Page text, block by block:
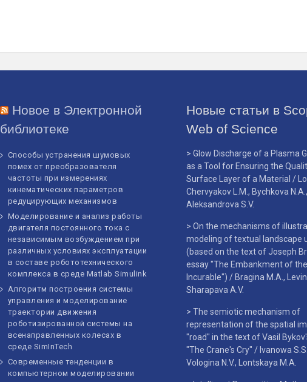
Новое в Электронной
библиотеке
Способы устранения шумовых
помех от преобразователя
частоты при измерениях
кинематических параметров
редуцирующих механизмов
Моделирование и анализ работы
двигателя постоянного тока с
независимым возбуждением при
различных условиях эксплуатации
в составе робототехнического
комплекса в среде Matlab Simulink
Алгоритм построения системы
управления и моделирование
траектории движения
роботизированной системы на
всенаправленных колесах в
среде SimInTech
Современные тенденции в
компьютерном моделировании
Новые статьи в
Web of Science
> Glow Discharge of a Plasma
as a Tool for Ensuring the
Surface Layer of a Material /
Chervyakov L.M., Bychkova N.A.,
Aleksandrova S.V.
> On the mechanisms of
modeling of textual landscape
(based on the text of Joseph
essay "The Embankment of the
Incurable") / Bragina M.A.,
Sharapava A.V.
> The semiotic mechanism of
representation of the spatial
"road" in the text of Vasil
"The Crane's Cry" / Ivanowa
Vologina N.V., Lontskaya M.A.